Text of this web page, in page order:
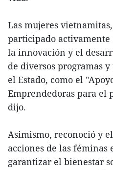
Las mujeres
participado
la innovación y el
de diversos programas
el Estado, como el
Emprendedoras para el
dijo.
Asimismo, reconoció y
acciones de las féminas
garantizar el bienestar